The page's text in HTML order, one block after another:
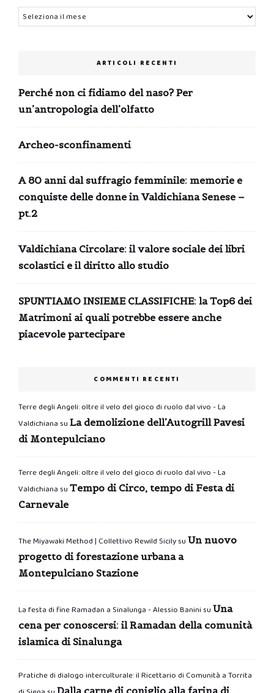
Archivi
ARTICOLI RECENTI
Perché non ci fidiamo del naso? Per
un’antropologia dell’olfatto
Archeo-sconfinamenti
A 80 anni dal suffragio femminile: memorie e
conquiste delle donne in Valdichiana Senese –
pt.2
Valdichiana Circolare: il valore sociale dei libri
scolastici e il diritto allo studio
SPUNTIAMO INSIEME CLASSIFICHE: la Top6 dei
Matrimoni ai quali potrebbe essere anche
piacevole partecipare
COMMENTI RECENTI
Terre degli Angeli: oltre il velo del gioco di ruolo dal vivo - La
Valdichiana su La demolizione dell’Autogrill Pavesi
di Montepulciano
Terre degli Angeli: oltre il velo del gioco di ruolo dal vivo - La
Valdichiana su Tempo di Circo, tempo di Festa di
Carnevale
The Miyawaki Method | Collettivo Rewild Sicilysu Un nuovo
progetto di forestazione urbana a
Montepulciano Stazione
La festa di fine Ramadan a Sinalunga - Alessio Banini su Una
cena per conoscersi: il Ramadan della comunità
islamica di Sinalunga
Pratiche di dialogo interculturale: il Ricettario di Comunità a Torrita